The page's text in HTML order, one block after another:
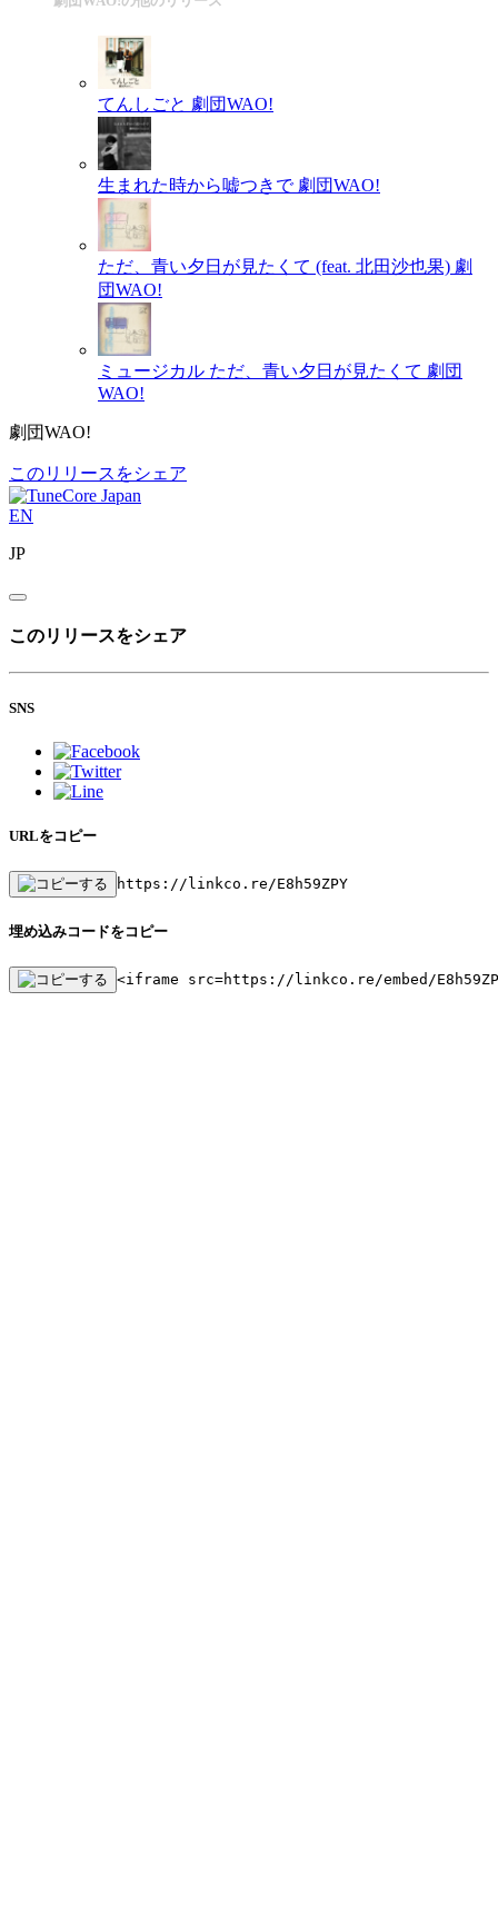
てんしごと 劇団WAO!
生まれた時から嘘つきで 劇団WAO!
ただ、青い夕日が見たくて (feat. 北田沙也果) 劇
団WAO!
ミュージカル ただ、青い夕日が見たくて 劇団
WAO!
劇団WAO!
このリリースをシェア
EN
JP
このリリースをシェア
SNS
URLをコピー
https://linkco.re/E8h59ZPY
埋め込みコードをコピー
<iframe src=https://linkco.re/embed/